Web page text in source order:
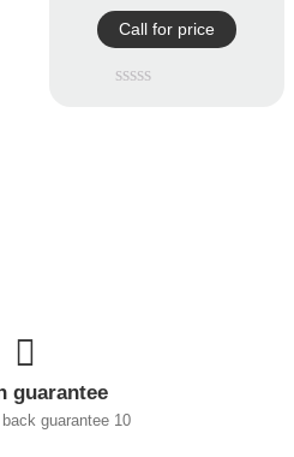
Call for price
guarantee
10 day money back guarantee